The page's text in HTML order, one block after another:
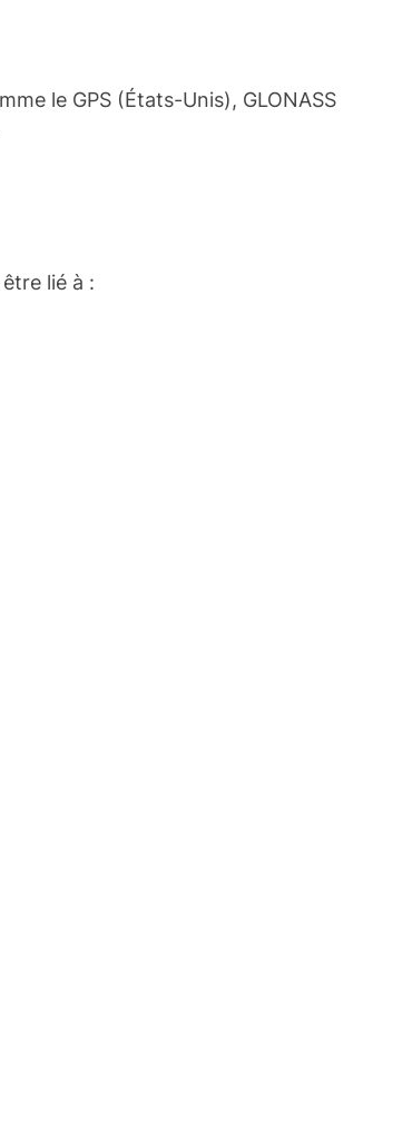
le GPS (États-Unis), GLONASS
lié à :